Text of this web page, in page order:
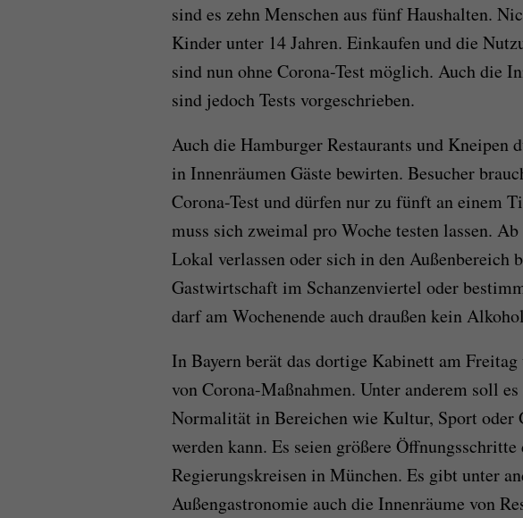
sind es zehn Menschen aus fünf Haushalten.
Kinder unter 14 Jahren. Einkaufen und die
sind nun ohne Corona-Test möglich. Auch die
sind jedoch Tests vorgeschrieben.
Auch die Hamburger Restaurants und Kneipen
in Innenräumen Gäste bewirten. Besucher
Corona-Test und dürfen nur zu fünft an einem
muss sich zweimal pro Woche testen lassen.
Lokal verlassen oder sich in den Außenbereich
Gastwirtschaft im Schanzenviertel oder
darf am Wochenende auch draußen kein
In Bayern berät das dortige Kabinett am
von Corona-Maßnahmen. Unter anderem soll
Normalität in Bereichen wie Kultur, Sport oder
werden kann. Es seien größere Öffnungsschritte
Regierungskreisen in München. Es gibt unter
Außengastronomie auch die Innenräume von